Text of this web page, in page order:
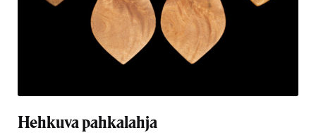
Hehkuva pahkalahja